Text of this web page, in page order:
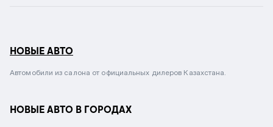
НОВЫЕ АВТО
Автомобили из салона от официальных дилеров Казахстана.
НОВЫЕ АВТО В ГОРОДАХ